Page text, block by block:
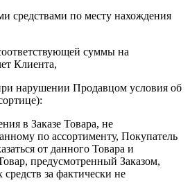
средствами по месту нахождения
суммы на
Клиента,
нарушении Продавцом условия об
в Заказе Товара, не
по ассортименту, Покупатель
от данного Товара и
предусмотренный Заказом,
за фактически не